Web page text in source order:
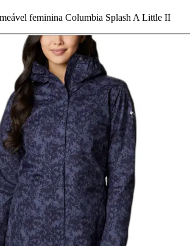
feminina Columbia Splash A Little II